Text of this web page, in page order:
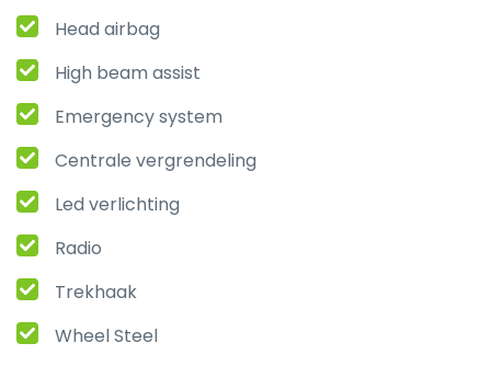
Head airbag
High beam assist
Emergency system
Centrale vergrendeling
Led verlichting
Radio
Trekhaak
Wheel Steel